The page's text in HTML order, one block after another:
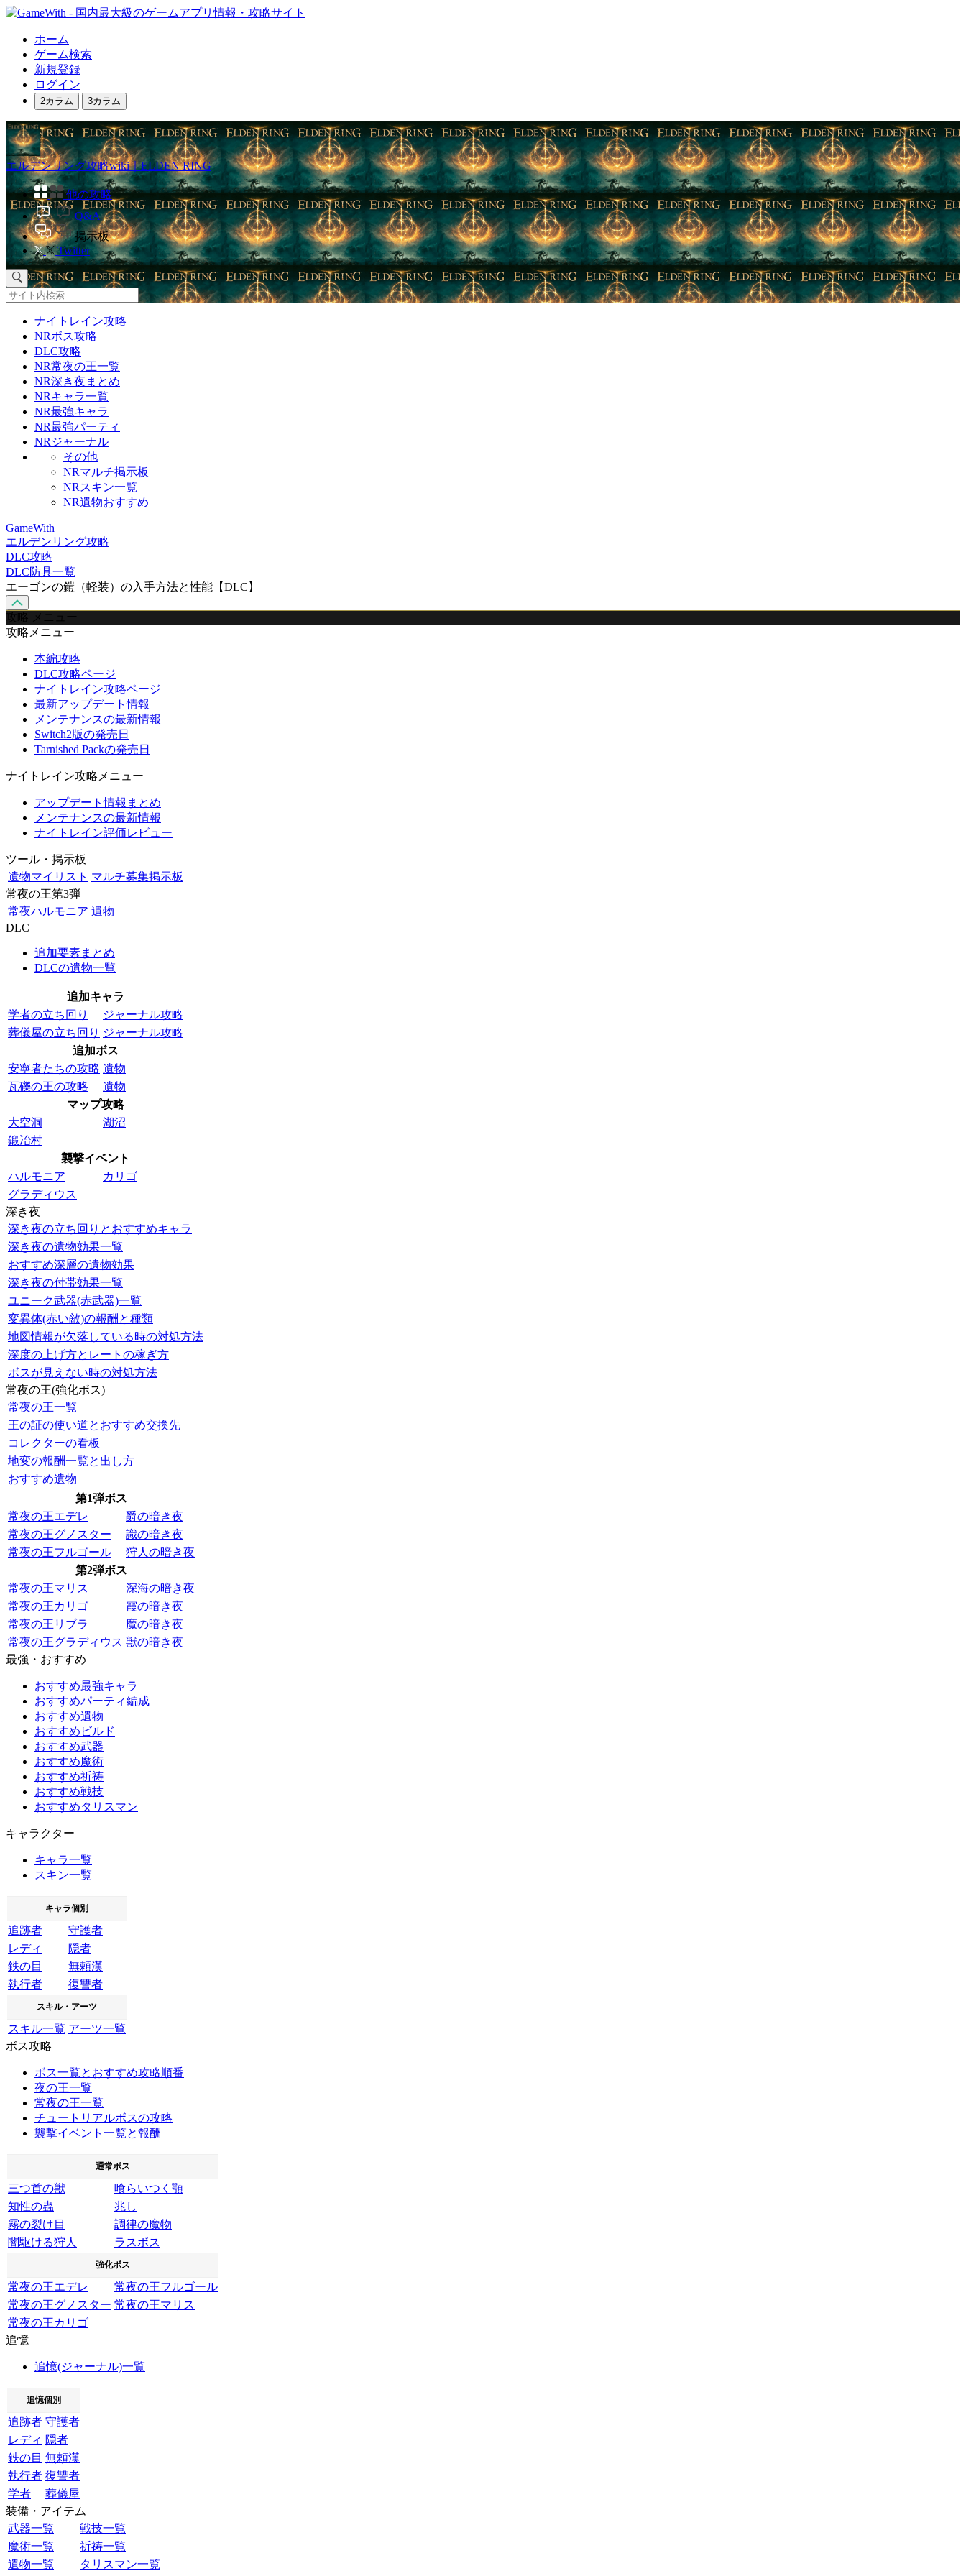
ホーム
ゲーム検索
新規登録
ログイン
2カラム 3カラム
エルデンリング攻略wiki｜ELDEN RING
他の攻略
Q&A
掲示板
Twitter
ナイトレイン攻略
NRボス攻略
DLC攻略
NR常夜の王一覧
NR深き夜まとめ
NRキャラ一覧
NR最強キャラ
NR最強パーティ
NRジャーナル
その他
NRマルチ掲示板
NRスキン一覧
NR遺物おすすめ
GameWith
エルデンリング攻略
DLC攻略
DLC防具一覧
エーゴンの鎧（軽装）の入手方法と性能【DLC】
攻略 メニュー
攻略メニュー
本編攻略
DLC攻略ページ
ナイトレイン攻略ページ
最新アップデート情報
メンテナンスの最新情報
Switch2版の発売日
Tarnished Packの発売日
ナイトレイン攻略メニュー
アップデート情報まとめ
メンテナンスの最新情報
ナイトレイン評価レビュー
ツール・掲示板
遺物マイリスト マルチ募集掲示板
常夜の王第3弾
常夜ハルモニア 遺物
DLC
追加要素まとめ
DLCの遺物一覧
追加キャラ
学者の立ち回り
ジャーナル攻略
葬儀屋の立ち回り ジャーナル攻略
追加ボス
安寧者たちの攻略 遺物
瓦礫の王の攻略
遺物
マップ攻略
大空洞
湖沼
鍛冶村
襲撃イベント
ハルモニア
カリゴ
グラディウス
深き夜
深き夜の立ち回りとおすすめキャラ
深き夜の遺物効果一覧
おすすめ深層の遺物効果
深き夜の付帯効果一覧
ユニーク武器(赤武器)一覧
変異体(赤い敵)の報酬と種類
地図情報が欠落している時の対処方法
深度の上げ方とレートの稼ぎ方
ボスが見えない時の対処方法
常夜の王(強化ボス)
常夜の王一覧
王の証の使い道とおすすめ交換先
コレクターの看板
地変の報酬一覧と出し方
おすすめ遺物
第1弾ボス
常夜の王エデレ
爵の暗き夜
常夜の王グノスター
識の暗き夜
常夜の王フルゴール
狩人の暗き夜
第2弾ボス
常夜の王マリス
深海の暗き夜
常夜の王カリゴ
霞の暗き夜
常夜の王リブラ
魔の暗き夜
常夜の王グラディウス 獣の暗き夜
最強・おすすめ
おすすめ最強キャラ
おすすめパーティ編成
おすすめ遺物
おすすめビルド
おすすめ武器
おすすめ魔術
おすすめ祈祷
おすすめ戦技
おすすめタリスマン
キャラクター
キャラ一覧
スキン一覧
キャラ個別
追跡者
守護者
レディ
隠者
鉄の目
無頼漢
執行者
復讐者
スキル・アーツ
スキル一覧 アーツ一覧
ボス攻略
ボス一覧とおすすめ攻略順番
夜の王一覧
常夜の王一覧
チュートリアルボスの攻略
襲撃イベント一覧と報酬
通常ボス
三つ首の獣
喰らいつく顎
知性の蟲
兆し
霧の裂け目
調律の魔物
闇駆ける狩人
ラスボス
強化ボス
常夜の王エデレ
常夜の王フルゴール
常夜の王グノスター 常夜の王マリス
常夜の王カリゴ
追憶
追憶(ジャーナル)一覧
追憶個別
追跡者 守護者
レディ 隠者
鉄の目 無頼漢
執行者 復讐者
学者
葬儀屋
装備・アイテム
武器一覧
戦技一覧
魔術一覧
祈祷一覧
遺物一覧
タリスマン一覧